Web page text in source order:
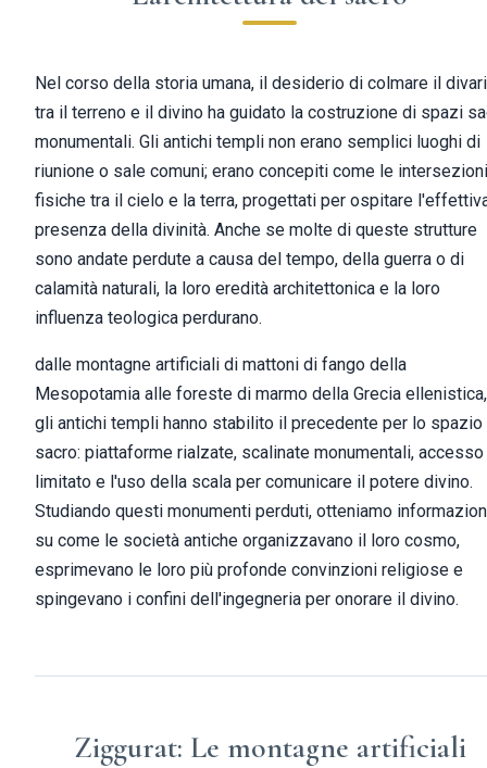
Nel corso della storia umana, il desiderio di colmare il
tra il terreno e il divino ha guidato la costruzione di spazi
monumentali. Gli antichi templi non erano semplici luoghi di
riunione o sale comuni; erano concepiti come le intersezioni
fisiche tra il cielo e la terra, progettati per ospitare
presenza della divinità. Anche se molte di queste strutture
sono andate perdute a causa del tempo, della guerra o di
calamità naturali, la loro eredità architettonica e la loro
influenza teologica perdurano.
dalle montagne artificiali di mattoni di fango della
Mesopotamia alle foreste di marmo della Grecia ellenistica,
gli antichi templi hanno stabilito il precedente per lo spazio
sacro: piattaforme rialzate, scalinate monumentali, accesso
limitato e l'uso della scala per comunicare il potere divino.
Studiando questi monumenti perduti, otteniamo
su come le società antiche organizzavano il loro cosmo,
esprimevano le loro più profonde convinzioni religiose e
spingevano i confini dell'ingegneria per onorare il divino.
Ziggurat: Le montagne artificiali